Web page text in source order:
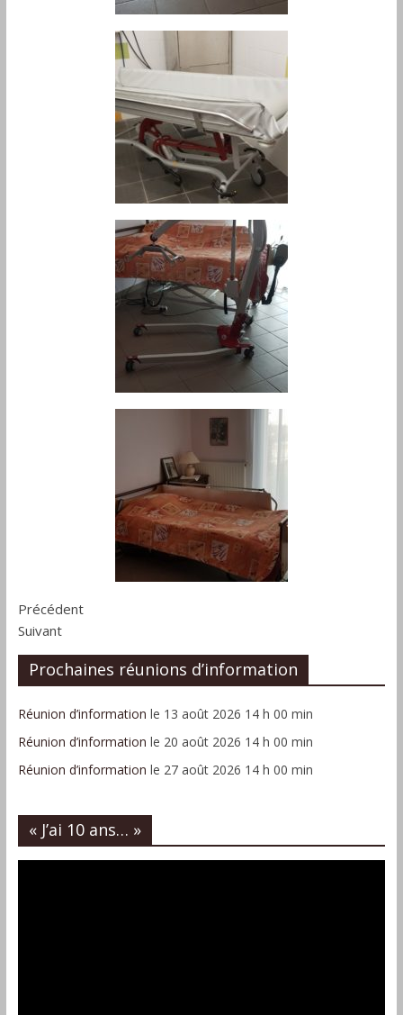
Précédent
Suivant
Prochaines réunions d’information
Réunion d’information le 13 août 2026 14 h 00 min
Réunion d’information le 20 août 2026 14 h 00 min
Réunion d’information le 27 août 2026 14 h 00 min
« J’ai 10 ans… »